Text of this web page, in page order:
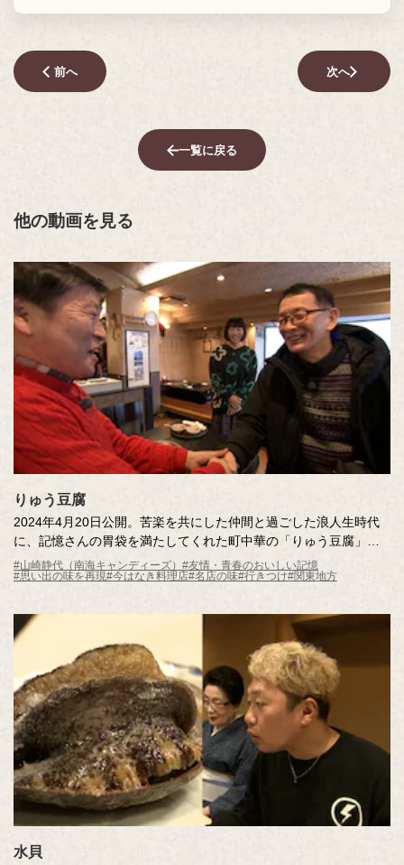
前へ 次へ
一覧に戻る
他の動画を見る
りゅう豆腐
2024年4月20日公開。苦楽を共にした仲間と過ごした浪人生時代
に、記憶さんの胃袋を満たしてくれた町中華の「りゅう豆腐」。
あれから50年あまり、店は閉店し幻の味に…。「りゅう豆腐」と
は一体どんな料理なのか？調査員とともに学生時代に過ごした町
#山崎静代（南海キャンディーズ） #友情・青春のおいしい記憶
#思い出の味を再現#今はなき料理店#名店の味#行きつけ#関東地方
水貝